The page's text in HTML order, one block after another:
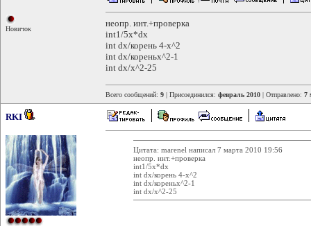
Новичок
неопр. инт.+проверка
int1/5х*dx
int dx/корень 4-х^2
int dx/кореньx^2-1
int dx/x^2-25
Всего сообщений: 9 | Присоединился: февраль 2010 | Отправлено: 7
RKI
Цитата: marenel написал 7 марта 2010 19:56
неопр. инт.+проверка
int1/5х*dx
int dx/корень 4-х^2
int dx/кореньx^2-1
int dx/x^2-25